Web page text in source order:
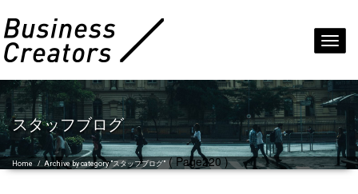
スタッフブログ
Home /Archive by category "スタッフブログ"( Page220 )